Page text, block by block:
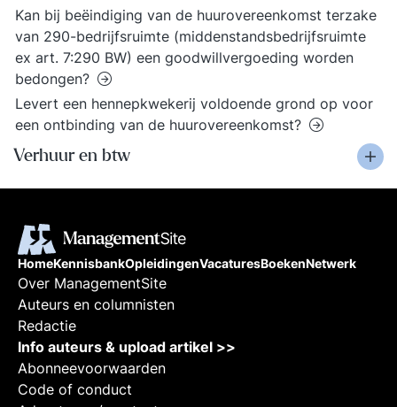
Kan bij beëindiging van de huurovereenkomst terzake
van 290-bedrijfsruimte (middenstandsbedrijfsruimte
ex art. 7:290 BW) een goodwillvergoeding worden
bedongen?
Levert een hennepkwekerij voldoende grond op voor
een ontbinding van de huurovereenkomst?
Verhuur en btw
HomeKennisbankOpleidingenVacaturesBoekenNetwerk
Over ManagementSite
Auteurs en columnisten
Redactie
Info auteurs & upload artikel >>
Abonneevoorwaarden
Code of conduct